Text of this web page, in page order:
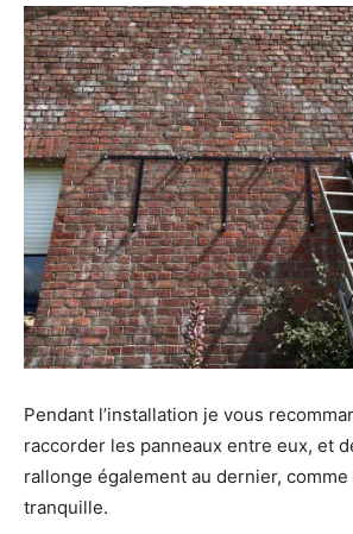
Pendant l’installation je vous
raccorder les panneaux entre eux, et
rallonge également au dernier,
tranquille.